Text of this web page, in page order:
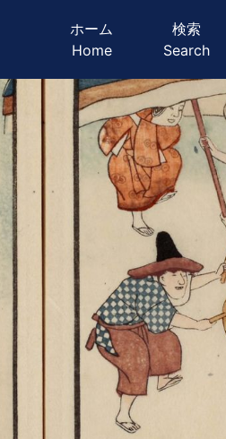
メインナビ
ホーム
Home
検索
Search